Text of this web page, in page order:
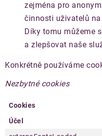
zejména pro
činnosti uživatelů
Díky tomu můžeme
a zlepšovat naše
Konkrétně používáme
Nezbytné cookies
Cookies
Účel